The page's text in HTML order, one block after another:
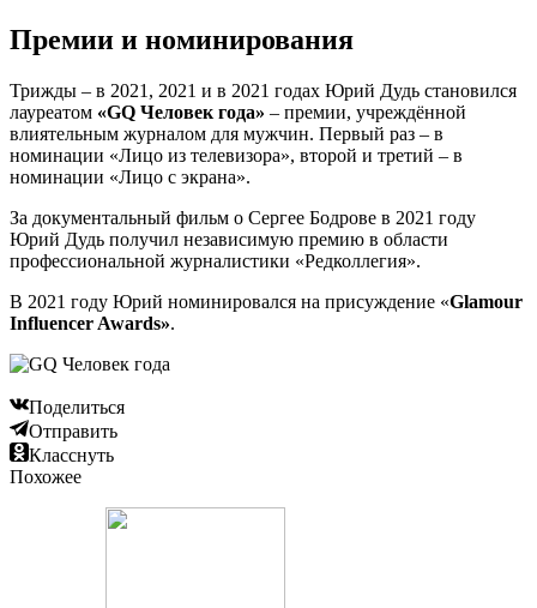
Премии и номинирования
Трижды – в 2021, 2021 и в 2021 годах Юрий Дудь становился
лауреатом «GQ Человек года» – премии, учреждённой
влиятельным журналом для мужчин. Первый раз – в
номинации «Лицо из телевизора», второй и третий – в
номинации «Лицо с экрана».
За документальный фильм о Сергее Бодрове в 2021 году
Юрий Дудь получил независимую премию в области
профессиональной журналистики «Редколлегия».
В 2021 году Юрий номинировался на присуждение «Glamour
Influencer Awards».
Поделиться
Отправить
Класснуть
Похожее